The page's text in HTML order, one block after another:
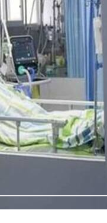
03:22 pm
भारत पहुंच गया है।
लौटी एक
वायरस
का एक मामला सामने आया